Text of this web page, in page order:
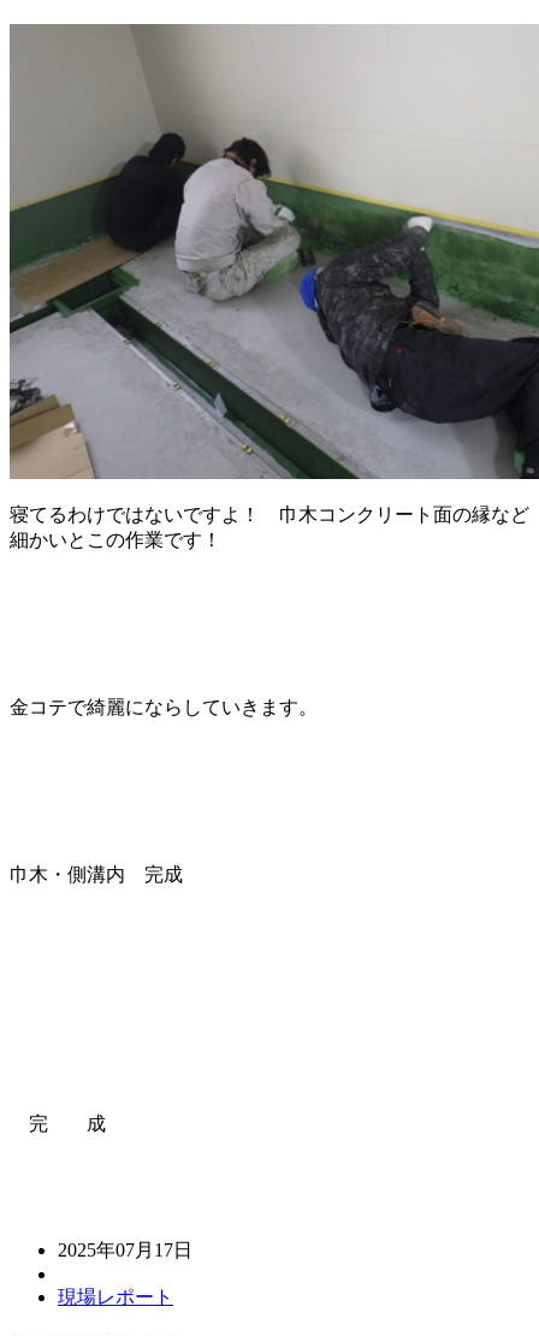
寝てるわけではないですよ！ 巾木コンクリート面の縁など
細かいとこの作業です！
金コテで綺麗にならしていきます。
巾木・側溝内 完成
完 成
2025年07月17日
現場レポート